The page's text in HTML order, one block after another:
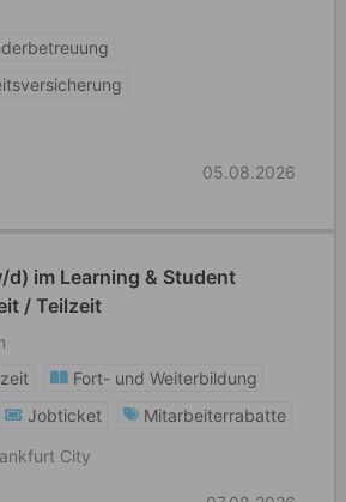
05.08.2026
im Learning & Student
/ Teilzeit
Fort- und Weiterbildung
Jobticket
Mitarbeiterrabatte
City